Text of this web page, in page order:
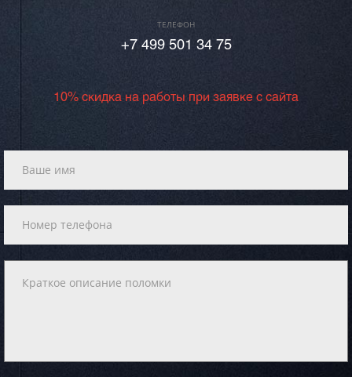
ТЕЛЕФОН
+7 499 501 34 75
10% скидка на работы при заявке с сайта